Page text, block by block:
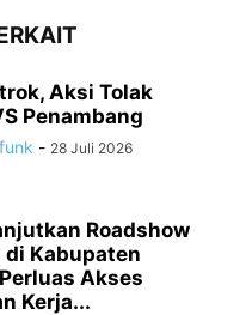
Aksi Tolak
Penambang
- 28 Juli 2026
Roadshow
di Kabupaten
Akses
Kerja...